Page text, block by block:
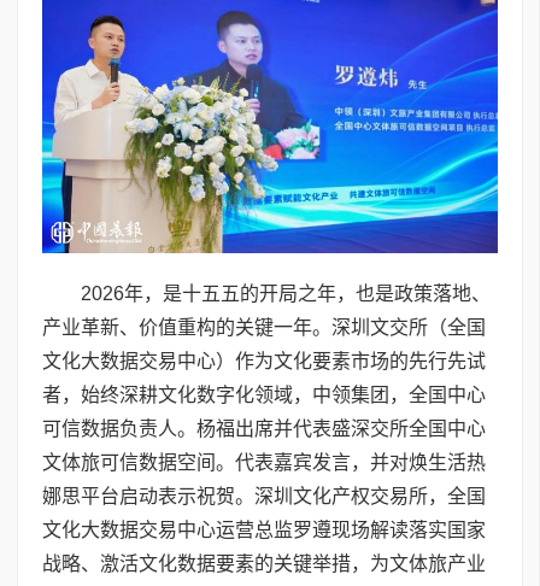
2026年，是十五五的开局之年，也是政策落地、
产业革新、价值重构的关键一年。深圳文交所（全国
文化大数据交易中心）作为文化要素市场的先行先试
者，始终深耕文化数字化领域，中领集团，全国中心
可信数据负责人。杨福出席并代表盛深交所全国中心
文体旅可信数据空间。代表嘉宾发言，并对焕生活热
娜思平台启动表示祝贺。深圳文化产权交易所，全国
文化大数据交易中心运营总监罗遵现场解读落实国家
战略、激活文化数据要素的关键举措，为文体旅产业